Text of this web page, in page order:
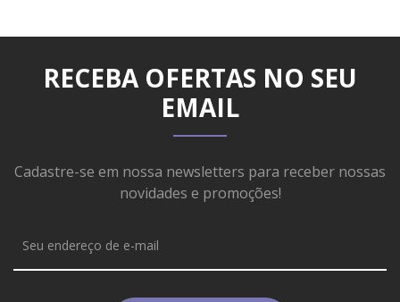
RECEBA OFERTAS NO SEU
EMAIL
Cadastre-se em nossa newsletters para receber nossas
novidades e promoções!